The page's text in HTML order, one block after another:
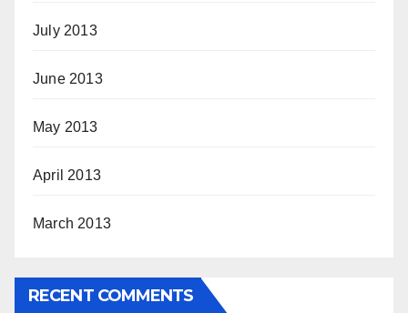
July 2013
June 2013
May 2013
April 2013
March 2013
RECENT COMMENTS